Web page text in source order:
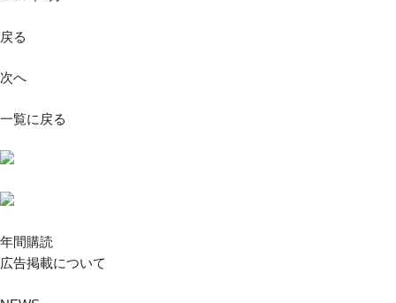
戻る
次へ
一覧に戻る
年間購読
広告掲載について